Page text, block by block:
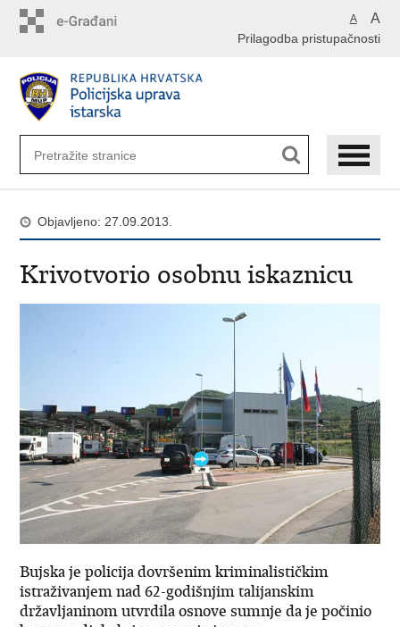
A A
Prilagodba pristupačnosti
Objavljeno: 27.09.2013.
Krivotvorio osobnu iskaznicu
Bujska je policija dovršenim kriminalističkim
istraživanjem nad 62-godišnjim talijanskim
državljaninom utvrdila osnove sumnje da je počinio